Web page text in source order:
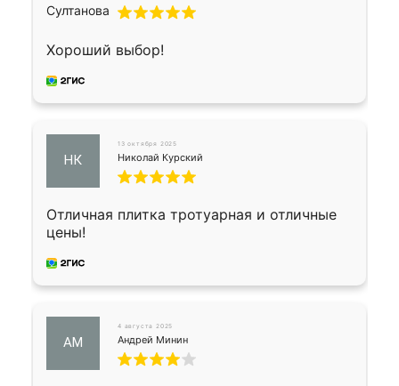
Хороший выбор!
НК
13 октября 2025
Николай Курский
Отличная плитка тротуарная и отличные
цены!
АМ
4 августа 2025
Андрей Минин